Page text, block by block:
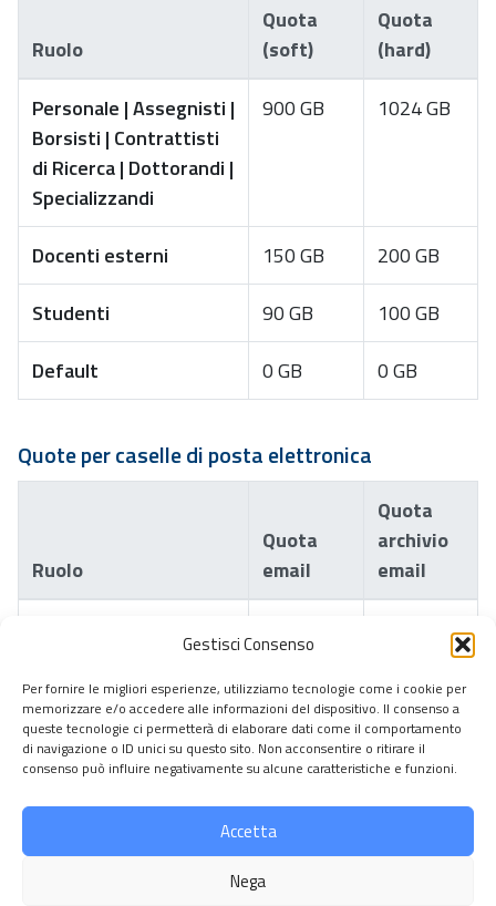
Gestisci Consenso
Per fornire le migliori esperienze, utilizziamo tecnologie come i cookie per
memorizzare e/o accedere alle informazioni del dispositivo. Il consenso a
queste tecnologie ci permetterà di elaborare dati come il comportamento
di navigazione o ID unici su questo sito. Non acconsentire o ritirare il
consenso può influire negativamente su alcune caratteristiche e funzioni.
Accetta
Nega
Ruolo
Quota
(soft)
Quota
(hard)
Personale | Assegnisti |
Borsisti | Contrattisti
di Ricerca | Dottorandi |
Specializzandi
900 GB 1024 GB
Docenti esterni 150 GB
200 GB
Studenti
90 GB
100 GB
Default
0 GB 0 GB
Quote per caselle di posta elettronica
Ruolo
Quota
email
Quota
archivio
email
Studenti | Dottorandi |
Specializzandi |
Assegnisti | Borsisti |
Contrattisti di Ricerca
20 GB 0 GB
5 GB